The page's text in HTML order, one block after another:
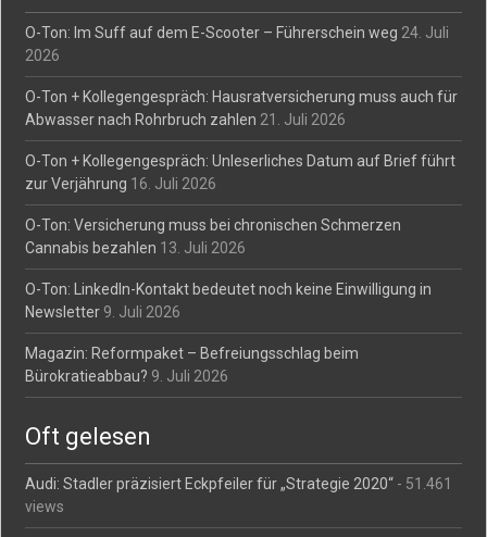
O-Ton: Im Suff auf dem E-Scooter – Führerschein weg 24. Juli
2026
O-Ton + Kollegengespräch: Hausratversicherung muss auch für
Abwasser nach Rohrbruch zahlen 21. Juli 2026
O-Ton + Kollegengespräch: Unleserliches Datum auf Brief führt
zur Verjährung 16. Juli 2026
O-Ton: Versicherung muss bei chronischen Schmerzen
Cannabis bezahlen 13. Juli 2026
O-Ton: LinkedIn-Kontakt bedeutet noch keine Einwilligung in
Newsletter 9. Juli 2026
Magazin: Reformpaket – Befreiungsschlag beim
Bürokratieabbau? 9. Juli 2026
Oft gelesen
Audi: Stadler präzisiert Eckpfeiler für „Strategie 2020“ - 51.461
views